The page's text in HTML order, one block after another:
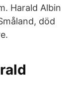
Harald Albin
död